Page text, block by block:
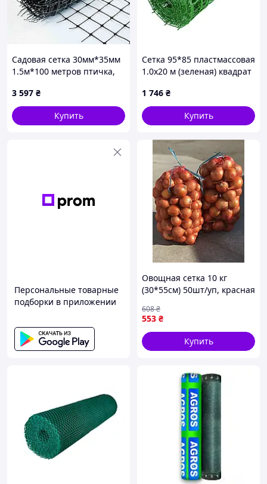
Садовая сетка 30мм*35мм
1.5м*100 метров птичка,
ограждения птиц ширина
150 00
3 597 ₴
Купить
Сетка 95*85 пластмассовая
1.0х20 м (зеленая) квадрат
1 746 ₴
Купить
Персональные товарные
подборки в приложении
Овощная сетка 10 кг
(30*55см) 50шт/уп, красная
553 ₴
608₴
Купить